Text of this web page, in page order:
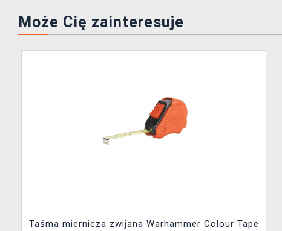
Może Cię zainteresuje
Taśma miernicza zwijana Warhammer Colour Tape